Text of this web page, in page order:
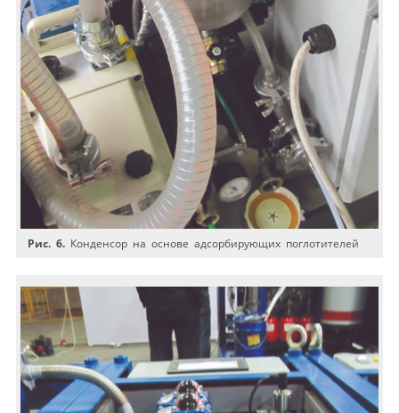
Рис. 6. Конденсор на основе адсорбирующих поглотителей